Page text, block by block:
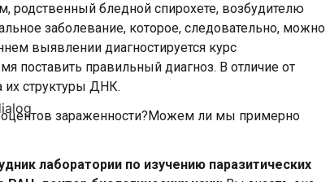
родственный бледной спирохете, возбудителю
заболевание, которое, следовательно, можно
выявлении диагностируется курс
поставить правильный диагноз. В отличие от
их структуры ДНК.
зараженности?Можем ли мы примерно
лаборатории по изучению паразитических